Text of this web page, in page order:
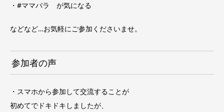
・#ママバラ が気になる
などなど…お気軽にご参加くださいませ。
参加者の声
・スマホから参加して交流することが
初めてでドキドキしましたが、